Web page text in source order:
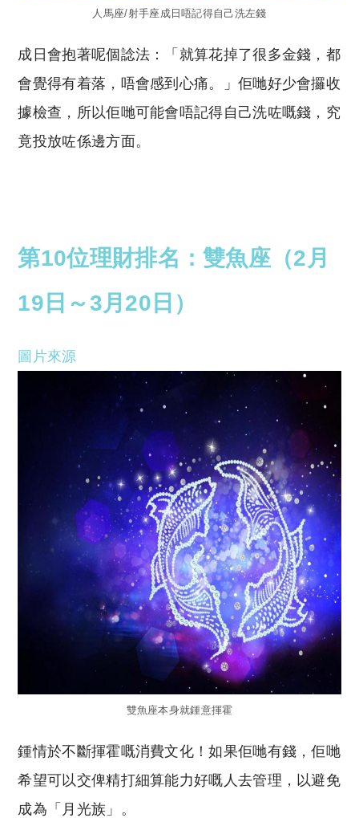
人馬座/射手座成日唔記得自己洗左錢
成日會抱著呢個諗法：「就算花掉了很多金錢，都
會覺得有着落，唔會感到心痛。」佢哋好少會攞收
據檢查，所以佢哋可能會唔記得自己洗咗嘅錢，究
竟投放咗係邊方面。
第10位理財排名：雙魚座（2月
19日～3月20日）
圖片來源
雙魚座本身就鍾意揮霍
鍾情於不斷揮霍嘅消費文化！如果佢哋有錢，佢哋
希望可以交俾精打細算能力好嘅人去管理，以避免
成為「月光族」。